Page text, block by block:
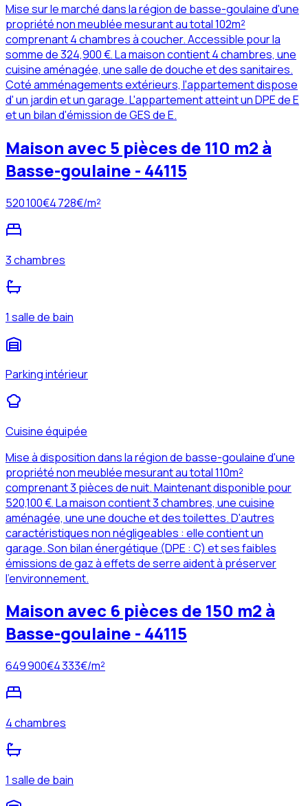
Mise sur le marché dans la région de basse-goulaine d'une
propriété non meublée mesurant au total 102m²
comprenant 4 chambres à coucher. Accessible pour la
somme de 324,900 €. La maison contient 4 chambres, une
cuisine aménagée, une salle de douche et des sanitaires.
Coté amménagements extérieurs, l'appartement dispose
d' un jardin et un garage. L'appartement atteint un DPE de E
et un bilan d'émission de GES de E.
Maison avec 5 pièces de 110 m2 à
Basse-goulaine - 44115
520 100€4 728€/m²
3 chambres
1 salle de bain
Parking intérieur
Cuisine équipée
Mise à disposition dans la région de basse-goulaine d'une
propriété non meublée mesurant au total 110m²
comprenant 3 pièces de nuit. Maintenant disponible pour
520,100 €. La maison contient 3 chambres, une cuisine
aménagée, une une douche et des toilettes. D'autres
caractéristiques non négligeables : elle contient un
garage. Son bilan énergétique (DPE : C) et ses faibles
émissions de gaz à effets de serre aident à préserver
l'environnement.
Maison avec 6 pièces de 150 m2 à
Basse-goulaine - 44115
649 900€4 333€/m²
4 chambres
1 salle de bain